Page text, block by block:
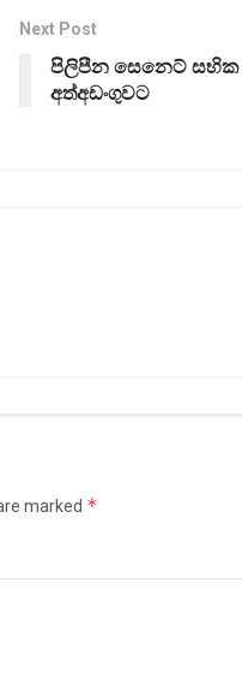
Next Post
පිලිපීන සෙනෙට් සභික
අත්අඩංගුවට
marked *